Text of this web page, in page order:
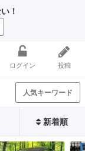
！
ログイン 投稿
人気キーワード
新着順